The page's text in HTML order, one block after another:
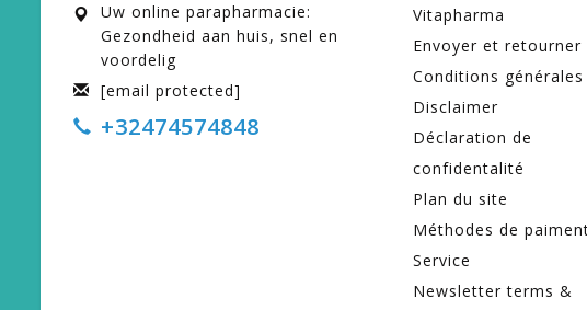
Uw online parapharmacie:
Gezondheid aan huis, snel en
voordelig
[email protected]
+32474574848
Vitapharma
Envoyer et retourner
Conditions générales
Disclaimer
Déclaration de
confidentalité
Plan du site
Méthodes de
Service
Newsletter terms &